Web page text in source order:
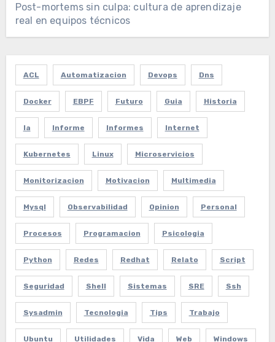
Post-mortems sin culpa: cultura de aprendizaje
real en equipos técnicos
ACL Automatizacion Devops Dns
Docker EBPF Futuro Guia Historia
Ia Informe Informes Internet
Kubernetes Linux Microservicios
Monitorizacion Motivacion Multimedia
Mysql Observabilidad Opinion Personal
Procesos Programacion Psicologia
Python Redes Redhat Relato Script
Seguridad Shell Sistemas SRE Ssh
Sysadmin Tecnologia Tips Trabajo
Ubuntu Utilidades Vida Web Windows